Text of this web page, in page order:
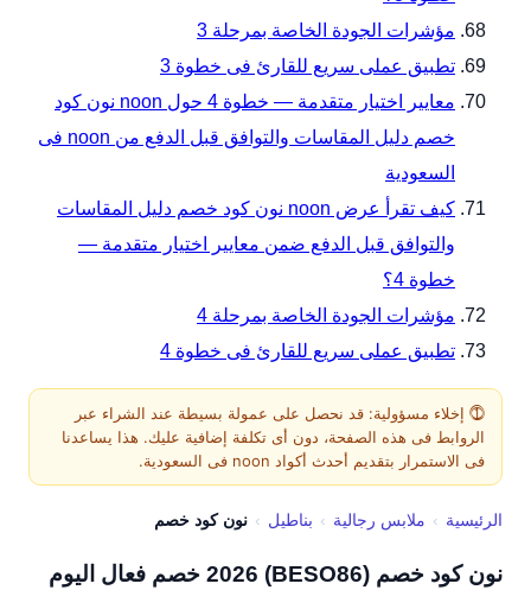
مؤشرات الجودة الخاصة بمرحلة 3
تطبيق عملى سريع للقارئ فى خطوة 3
معايير اختيار متقدمة — خطوة 4 حول noon نون كود
خصم دليل المقاسات والتوافق قبل الدفع من noon فى
السعودية
كيف تقرأ عرض noon نون كود خصم دليل المقاسات
والتوافق قبل الدفع ضمن معايير اختيار متقدمة —
خطوة 4؟
مؤشرات الجودة الخاصة بمرحلة 4
تطبيق عملى سريع للقارئ فى خطوة 4
⓵ إخلاء مسؤولية: قد نحصل على عمولة بسيطة عند الشراء عبر
الروابط فى هذه الصفحة، دون أى تكلفة إضافية عليك. هذا يساعدنا
فى الاستمرار بتقديم أحدث أكواد noon فى السعودية.
الرئيسية › ملابس رجالية › بناطيل › نون كود خصم
نون كود خصم (BESO86) 2026 خصم فعال اليوم